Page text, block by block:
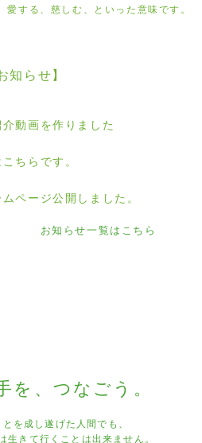
愛する、慈しむ、といった意味です。
知らせ】
動画を作りました
ちらです。
ページ公開しました。
お知らせ一覧はこちら
を、つなごう。
を成し遂げた人間でも、
生きて行くことは出来ません。